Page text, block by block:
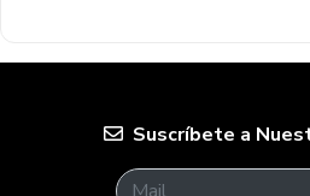
Suscríbete a